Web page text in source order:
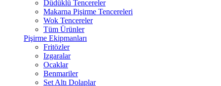
Düdüklü Tencereler
Makarna Pişirme Tencereleri
Wok Tencereler
Tüm Ürünler
Pişirme Ekipmanları
Fritözler
Izgaralar
Ocaklar
Benmariler
Set Altı Dolaplar